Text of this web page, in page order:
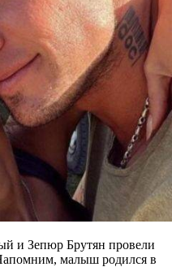
и Зепюр Брутян провели
малыш родился в